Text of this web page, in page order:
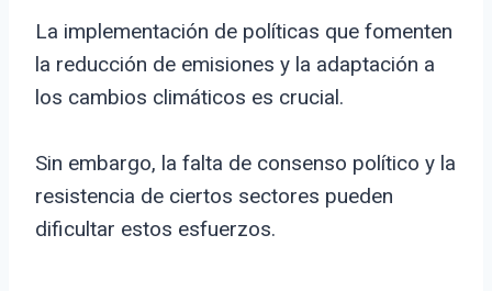
La implementación de políticas que fomenten
la reducción de emisiones y la adaptación a
los cambios climáticos es crucial.
Sin embargo, la falta de consenso político y la
resistencia de ciertos sectores pueden
dificultar estos esfuerzos.